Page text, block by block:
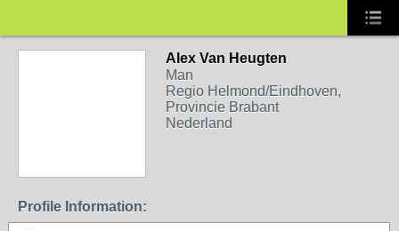
Alex Van Heugten
Man
Regio Helmond/Eindhoven,
Provincie Brabant
Nederland
Profile Information: